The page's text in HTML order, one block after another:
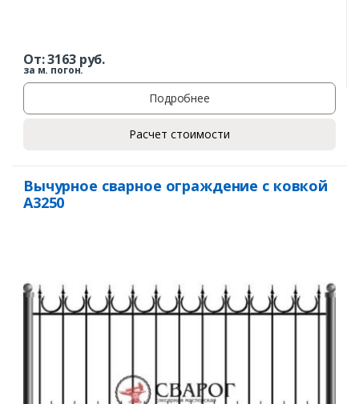
От:3163руб.
за м. погон.
Подробнее
Расчет стоимости
Вычурное сварное ограждение с ковкой
А3250